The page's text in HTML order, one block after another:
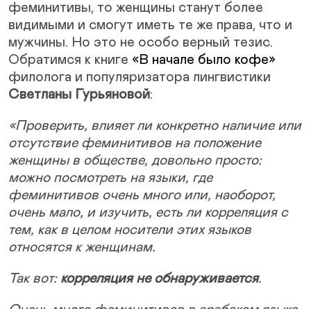
феминитивы, то женщины станут более
видимыми и смогут иметь те же права, что и
мужчины. Но это не особо верный тезис.
Обратимся к книге «В начале было кофе»
филолога и популяризатора лингвистики
Светланы Гурьяновой:
«Проверить, влияет ли конкретно наличие или
отсутствие феминитивов на положение
женщины в обществе, довольно просто:
можно посмотреть на языки, где
феминитивов очень много или, наоборот,
очень мало, и изучить, есть ли корреляция с
тем, как в целом носители этих языков
относятся к женщинам.
Так вот: корреляция не обнаруживается.